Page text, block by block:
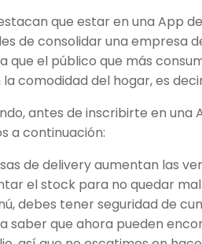
que estar en una App
de consolidar una empresa
que el público que más
comodidad del hogar, es
antes de inscribirte en una
a continuación:
de delivery aumentan las
el stock para no quedar
debes tener seguridad de
saber que ahora pueden